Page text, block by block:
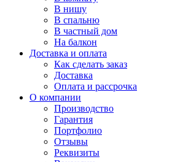
В нишу
В спальню
В частный дом
На балкон
Доставка и оплата
Как сделать заказ
Доставка
Оплата и рассрочка
О компании
Производство
Гарантия
Портфолио
Отзывы
Реквизиты